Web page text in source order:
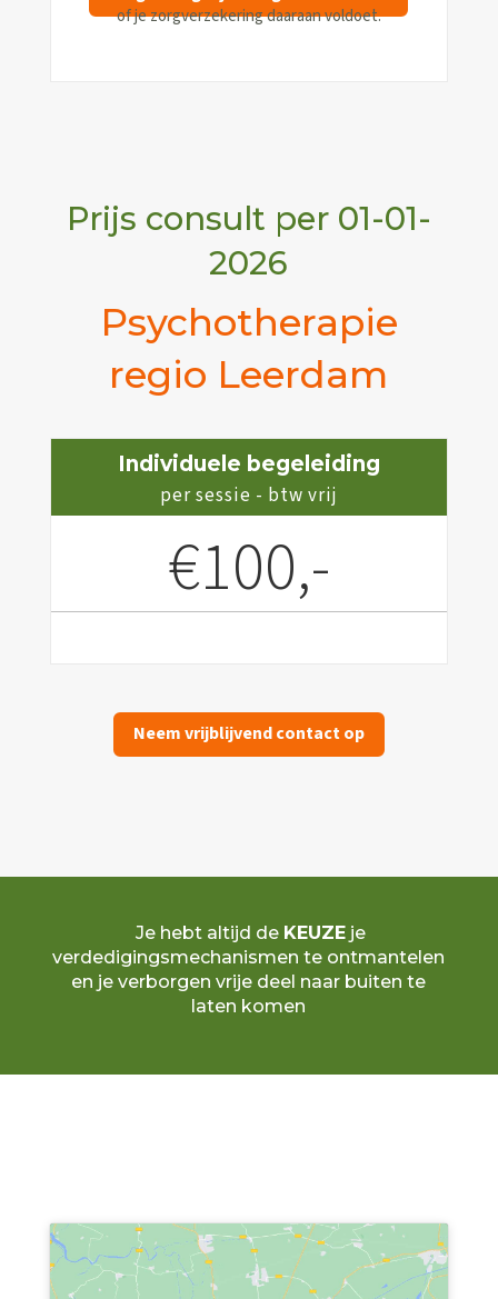
of je zorgverzekering daaraan voldoet.
Prijs consult per 01-01-
2026
Psychotherapie
regio Leerdam
Individuele begeleiding
per sessie - btw vrij
€100,-
Neem vrijblijvend contact op
Je hebt altijd de KEUZE je
verdedigingsmechanismen te ontmantelen
en je verborgen vrije deel naar buiten te
laten komen